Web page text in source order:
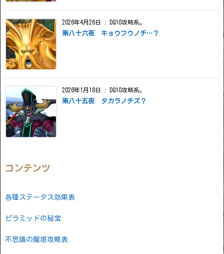
2026年4月26日 : DQ10攻略系。
第八十六夜 キョウフウノチ…？
2026年1月18日 : DQ10攻略系。
第八十五夜 タカラノチズ？
コンテンツ
各種ステータス効果表
ピラミッドの秘宝
不思議の魔塔攻略表